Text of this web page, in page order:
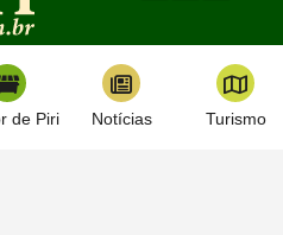
de Piri Notícias Turismo